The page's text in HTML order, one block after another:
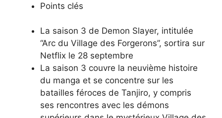
Points clés
La saison 3 de Demon Slayer, intitulée
“Arc du Village des Forgerons”, sortira sur
Netflix le 28 septembre
La saison 3 couvre la neuvième histoire
du manga et se concentre sur les
batailles féroces de Tanjiro, y compris
ses rencontres avec les démons